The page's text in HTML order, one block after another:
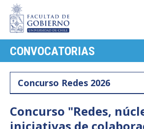
PORTADA
FACULTAD
CARRERAS
POSTGRADO
CONVOCATORIAS
Concurso Redes 2026
Concurso "Redes,